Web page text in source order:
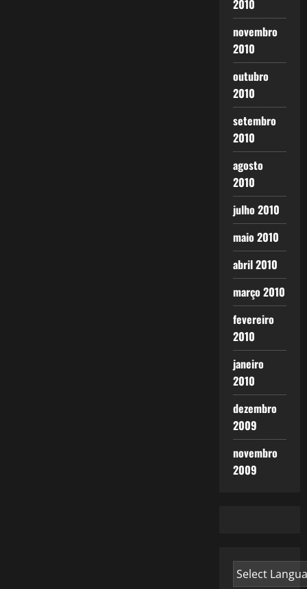
2010
novembro
2010
outubro
2010
setembro
2010
agosto
2010
julho 2010
maio 2010
abril 2010
março 2010
fevereiro
2010
janeiro
2010
dezembro
2009
novembro
2009